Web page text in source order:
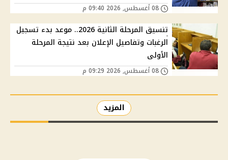
تنسيق المرحلة الثانية 2026.. موعد بدء تسجيل
الرغبات وتفاصيل الإعلان بعد نتيجة المرحلة
الأولى
المزيد